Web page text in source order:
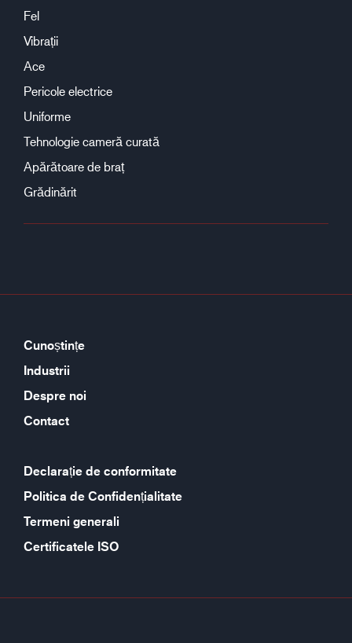
Fel
Vibrații
Ace
Pericole electrice
Uniforme
Tehnologie cameră curată
Apărătoare de braț
Grădinărit
Cunoștințe
Industrii
Despre noi
Contact
Declarație de conformitate
Politica de Confidențialitate
Termeni generali
Certificatele ISO